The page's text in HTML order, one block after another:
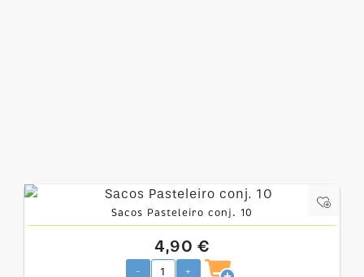
Sacos Pasteleiro conj. 10
4,90 €
- +